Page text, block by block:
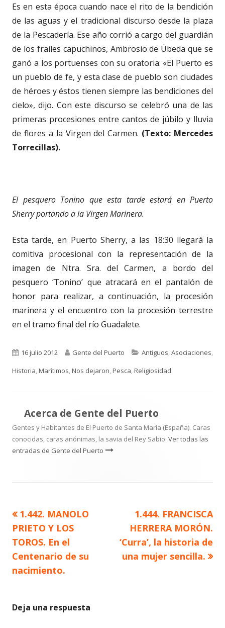
Es en esta época cuando nace el rito de la bendición
de las aguas y el tradicional discurso desde la plaza
de la Pescadería. Ese año corrió a cargo del guardián
de los frailes capuchinos, Ambrosio de Úbeda que se
ganó a los portuenses con su oratoria: «El Puerto es
un pueblo de fe, y esta clase de pueblo son ciudades
de héroes y éstos tienen siempre las bendiciones del
cielo», dijo. Con este discurso se celebró una de las
primeras procesiones entre cantos de júbilo y lluvia
de flores a la Virgen del Carmen. (Texto: Mercedes
Torrecillas).
El pesquero Tonino que esta tarde estará en Puerto
Sherry portando a la Virgen Marinera.
Esta tarde, en Puerto Sherry, a las 18:30 llegará la
comitiva procesional con la representación de la
imagen de Ntra. Sra. del Carmen, a bordo del
pesquero ‘Tonino’ que atracará en el pantalón de
honor para realizar, a continuación, la procesión
marinera y el encuentro con la procesión terrestre
en el tramo final del río Guadalete.
Publicado
el
16 julio 2012 Autor
Gente del Puerto Categorías
Antiguos,Asociaciones,
Historia,Marítimos,Nos dejaron,Pesca,Religiosidad
Acerca de Gente del Puerto
Gentes y Habitantes de El Puerto de Santa María (España). Caras
conocidas, caras anónimas, la savia del Rey Sabio. Ver todas las
entradas de Gente del Puerto
Navegación
de
entradas
Artículo
anterior
1.442. MANOLO
PRIETO Y LOS
TOROS. En el
Centenario de su
nacimiento.
Artículo
siguiente
1.444. FRANCISCA
HERRERA MORÓN.
‘Curra’, la historia de
una mujer sencilla.
Deja una respuesta